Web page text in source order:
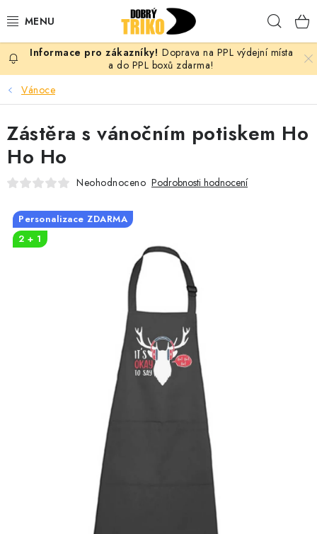
na
PRO ŽENY
PRO MUŽE
PRO DĚTI
PRO PÁRY
VLASTNÍ MOTIV
OKAMŽITĚ K ODBĚRU
MÁM SRDCE POMÁHÁM
PROVIZNÍ SYSTÉM
Doprava na PPL výdejní místa
a do PPL boxů zdarma!
Vánoce
Zástěra s vánočním potiskem Ho
Ho Ho
Neohodnoceno Podrobnosti hodnocení
Personalizace ZDARMA
2 + 1